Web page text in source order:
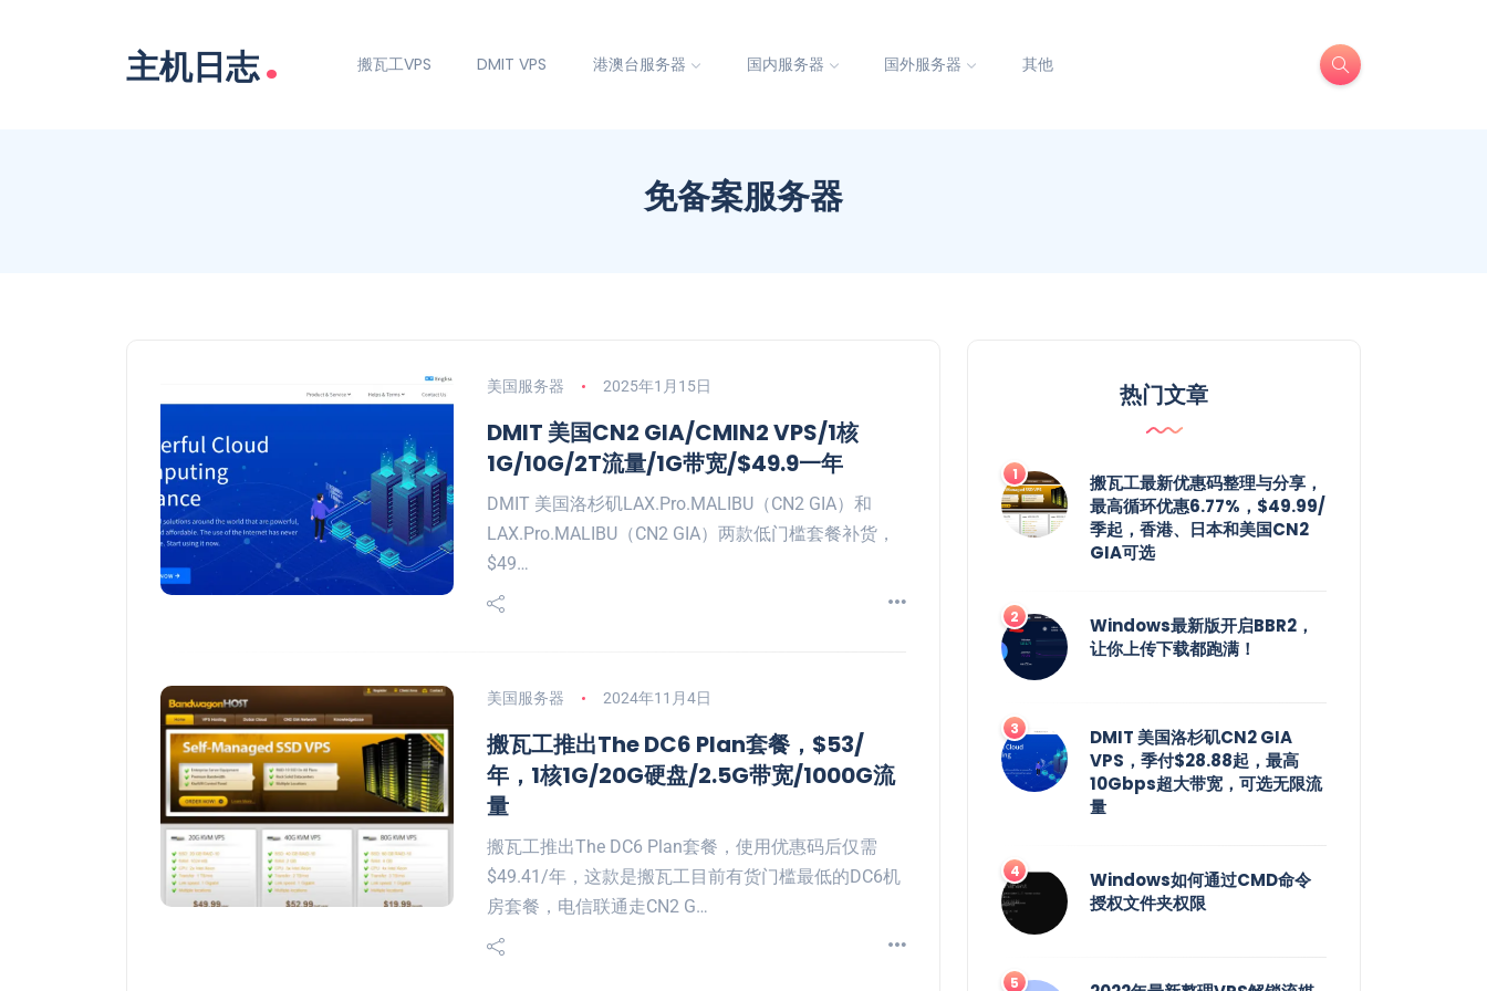
主机日志. 搬瓦工VPS DMIT VPS 港澳台服务器 国内服务器 国外服务器 其他
免备案服务器
美国服务器 2025年1月15日
DMIT 美国CN2 GIA/CMIN2 VPS/1核
1G/10G/2T流量/1G带宽/$49.9一年
DMIT 美国洛杉矶LAX.Pro.MALIBU（CN2 GIA）和
LAX.Pro.MALIBU（CN2 GIA）两款低门槛套餐补货，
$49…
美国服务器 2024年11月4日
搬瓦工推出The DC6 Plan套餐，$53/
年，1核1G/20G硬盘/2.5G带宽/1000G流
量
搬瓦工推出The DC6 Plan套餐，使用优惠码后仅需
$49.41/年，这款是搬瓦工目前有货门槛最低的DC6机
房套餐，电信联通走CN2 G…
热门文章
搬瓦工最新优惠码整理与分享，
最高循环优惠6.77%，$49.99/
季起，香港、日本和美国CN2
GIA可选
Windows最新版开启BBR2，
让你上传下载都跑满！
DMIT 美国洛杉矶CN2 GIA
VPS，季付$28.88起，最高
10Gbps超大带宽，可选无限流
量
Windows如何通过CMD命令
授权文件夹权限